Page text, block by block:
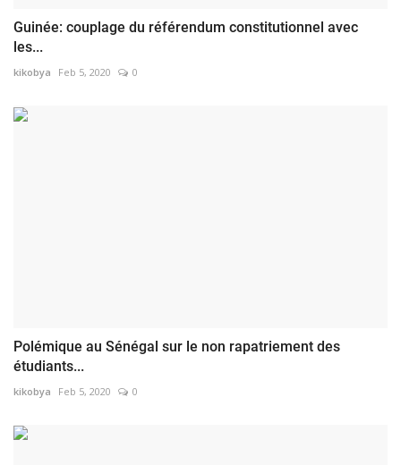
Guinée: couplage du référendum constitutionnel avec
les...
kikobya Feb 5, 2020 0
Polémique au Sénégal sur le non rapatriement des
étudiants...
kikobya Feb 5, 2020 0